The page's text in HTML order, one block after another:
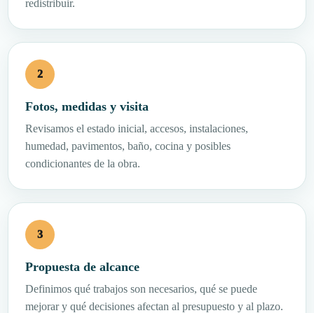
redistribuir.
Fotos, medidas y visita
Revisamos el estado inicial, accesos, instalaciones,
humedad, pavimentos, baño, cocina y posibles
condicionantes de la obra.
Propuesta de alcance
Definimos qué trabajos son necesarios, qué se puede
mejorar y qué decisiones afectan al presupuesto y al plazo.